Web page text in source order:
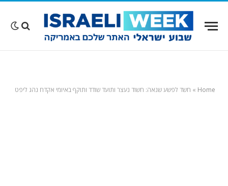
Home
» חשד לפשע שנאה: חשוד נעצר ותועד שודד ותוקף באיומי אקדח נהג ליפט